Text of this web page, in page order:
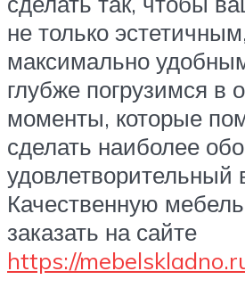
не только
максимально
глубже погрузимся в
моменты, которые
сделать наиболее
удовлетворительный
Качественную
заказать на сайте
https://